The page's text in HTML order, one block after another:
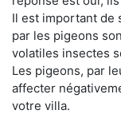
Il est important de
par les pigeons
volatiles insectes
Les pigeons, par
affecter
votre villa.